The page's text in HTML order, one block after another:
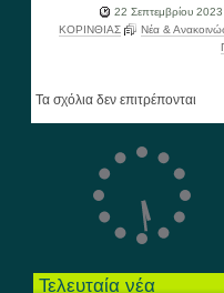
22 Σεπτεμβρίου 2023
ΚΟΡΙΝΘΙΑΣ
Νέα &
Τα σχόλια δεν επιτρέπονται
Τελευταία νέα